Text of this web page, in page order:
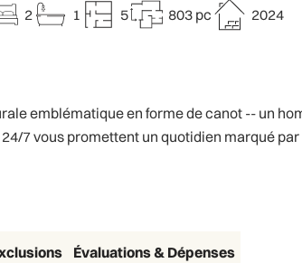
2 1 5 803 pc 2024
emblématique en forme de canot -- un
7 vous promettent un quotidien marqué
Évaluations & Dépenses